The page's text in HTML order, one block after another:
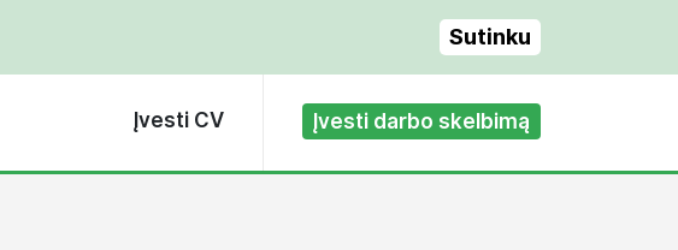
Sutinku
Įvesti CV Įvesti darbo skelbimą